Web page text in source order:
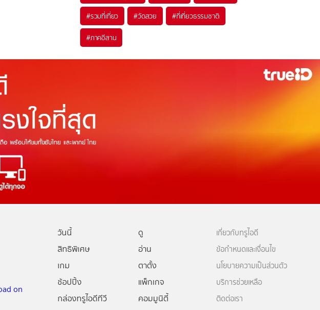
#รวมที่เที่ยว #วัดสวย #ที่เที่ยวธรรมชาติ
#ภาคอีสาน
วันนี้
ดู
สิทธิพิเศษ
อ่าน
เกม
ตาตั้ง
ช้อปปิ้ง
แพ็กเกจ
กล่องทรูไอดีทีวี
คอมมูนิตี้
เกี่ยวกับทรูไอดี
ข้อกำหนดและเงื่อนไข
นโยบายความเป็นส่วนตัว
บริการช่วยเหลือ
ติดต่อเรา